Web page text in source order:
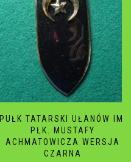
PUŁK TATARSKI UŁANÓW IM.
PŁK. MUSTAFY
ACHMATOWICZA WERSJA
CZARNA